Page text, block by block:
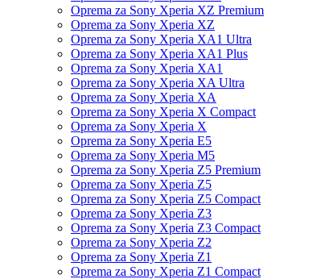
Oprema za Sony Xperia XZ Premium
Oprema za Sony Xperia XZ
Oprema za Sony Xperia XA1 Ultra
Oprema za Sony Xperia XA1 Plus
Oprema za Sony Xperia XA1
Oprema za Sony Xperia XA Ultra
Oprema za Sony Xperia XA
Oprema za Sony Xperia X Compact
Oprema za Sony Xperia X
Oprema za Sony Xperia E5
Oprema za Sony Xperia M5
Oprema za Sony Xperia Z5 Premium
Oprema za Sony Xperia Z5
Oprema za Sony Xperia Z5 Compact
Oprema za Sony Xperia Z3
Oprema za Sony Xperia Z3 Compact
Oprema za Sony Xperia Z2
Oprema za Sony Xperia Z1
Oprema za Sony Xperia Z1 Compact